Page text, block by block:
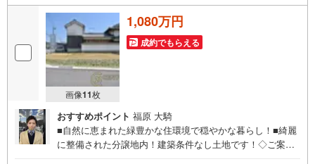
画像11枚
1,080万円
成約でもらえる
おすすめポイント 福原 大騎
■自然に恵まれた緑豊かな住環境で穏やかな暮らし！■綺麗
に整備された分譲地内！建築条件なし土地です！◇ご案内